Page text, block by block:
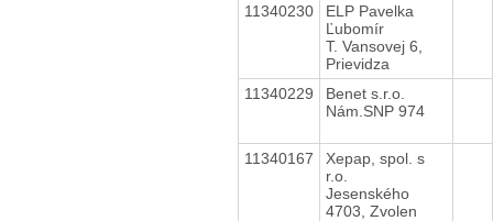
11340230
ELP Pavelka
Ľubomír
T. Vansovej 6,
Prievidza
11340229
Benet s.r.o.
Nám.SNP 974
11340167
Xepap, spol. s
r.o.
Jesenského
4703, Zvolen